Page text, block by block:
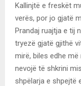
Kallinjtë e freskët
verës, por jo gjatë
Prandaj ruajtja e tij
tryezë gjatë gjithë
mirë, biles edhe
nevojë të shkrini
shpëlarja e shpejtë